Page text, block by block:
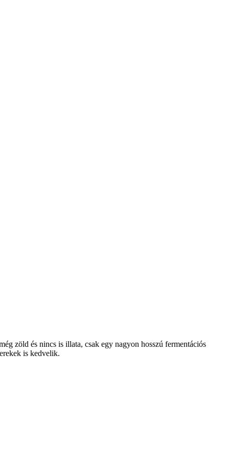
zöld és nincs is illata, csak egy nagyon hosszú fermentációs
is kedvelik.